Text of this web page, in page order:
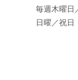
毎週木曜日
日曜／祝